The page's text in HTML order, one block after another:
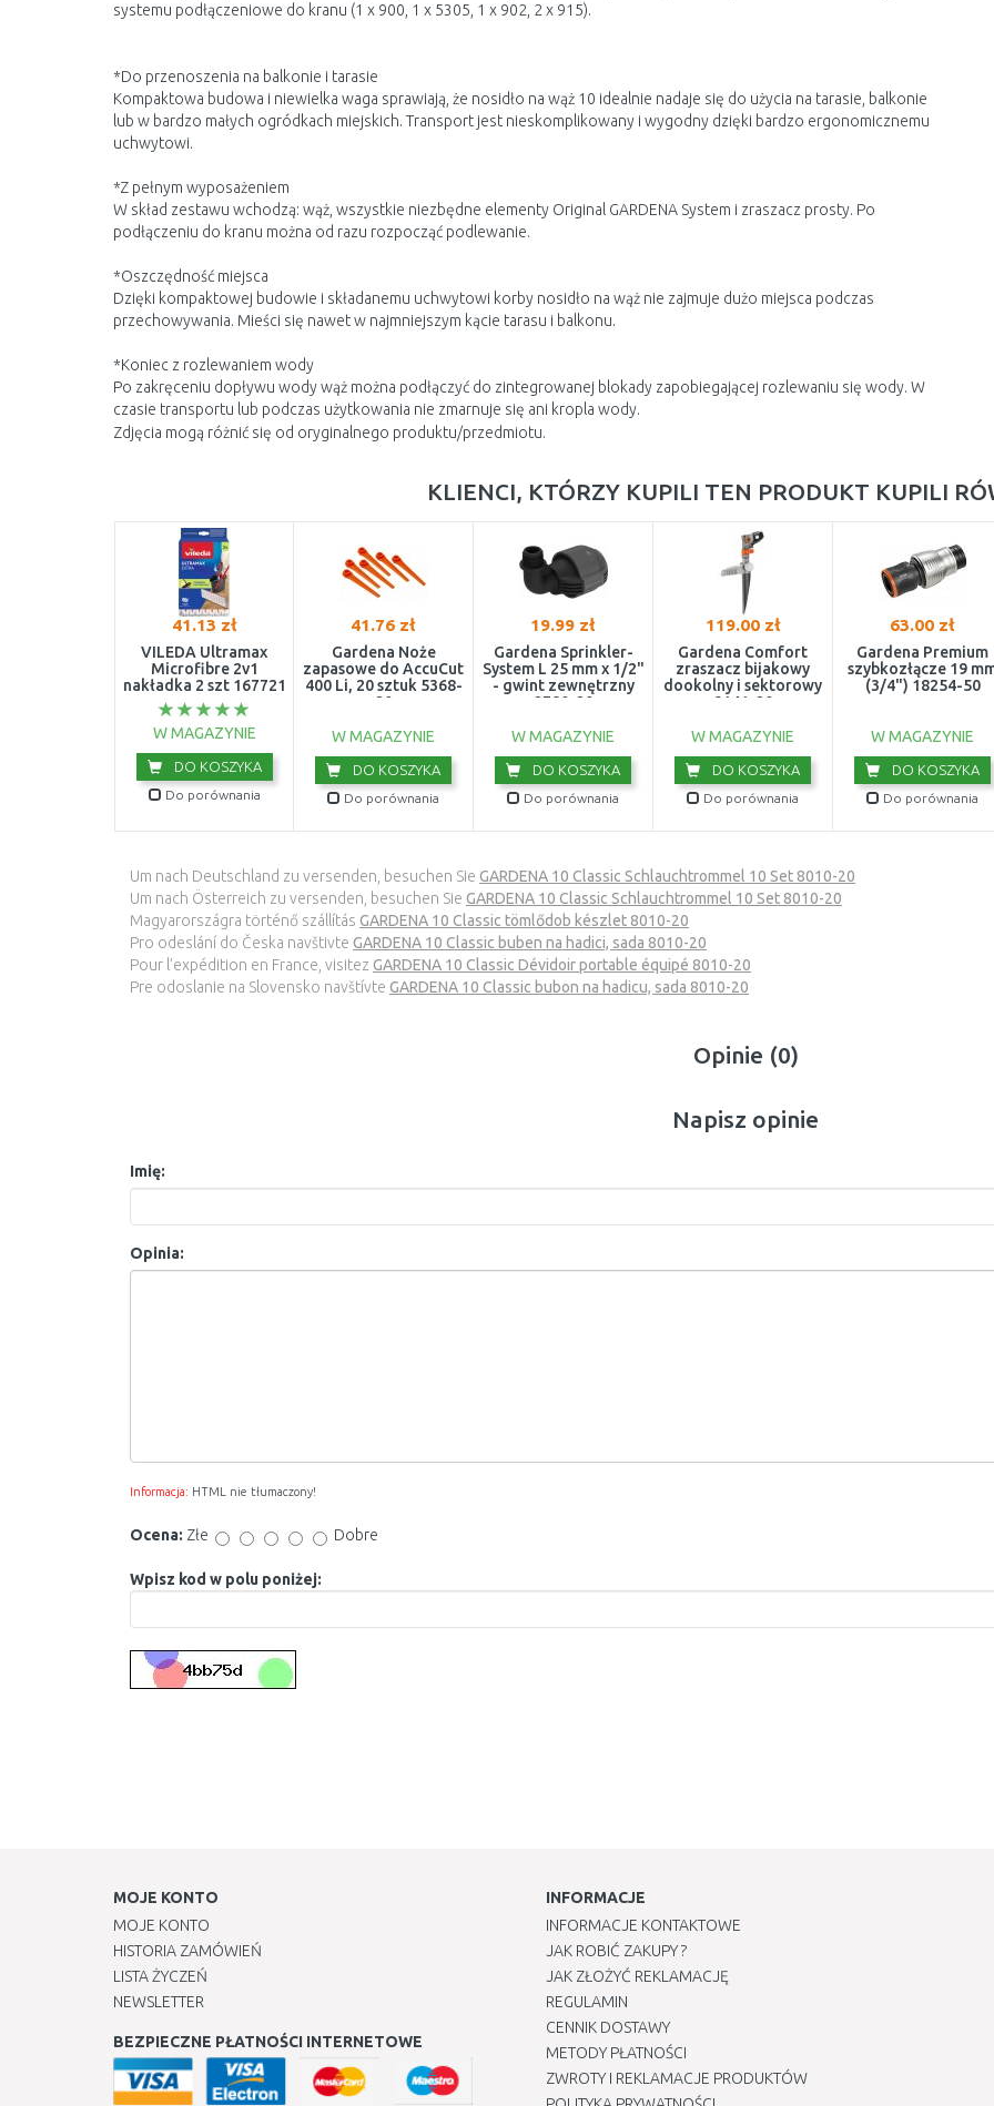
systemu podłączeniowe do kranu (1 x 900, 1 x 5305, 1 x 902, 2 x 915).
*Do przenoszenia na balkonie i tarasie
Kompaktowa budowa i niewielka waga sprawiają, że nosidło na wąż 10 idealnie nadaje się do użycia na tarasie, balkonie
lub w bardzo małych ogródkach miejskich. Transport jest nieskomplikowany i wygodny dzięki bardzo ergonomicznemu
uchwytowi.
*Z pełnym wyposażeniem
W skład zestawu wchodzą: wąż, wszystkie niezbędne elementy Original GARDENA System i zraszacz prosty. Po
podłączeniu do kranu można od razu rozpocząć podlewanie.
*Oszczędność miejsca
Dzięki kompaktowej budowie i składanemu uchwytowi korby nosidło na wąż nie zajmuje dużo miejsca podczas
przechowywania. Mieści się nawet w najmniejszym kącie tarasu i balkonu.
*Koniec z rozlewaniem wody
Po zakręceniu dopływu wody wąż można podłączyć do zintegrowanej blokady zapobiegającej rozlewaniu się wody. W
czasie transportu lub podczas użytkowania nie zmarnuje się ani kropla wody.
Zdjęcia mogą różnić się od oryginalnego produktu/przedmiotu.
KLIENCI, KTÓRZY KUPILI TEN PRODUKT KUPILI
41.13 zł
VILEDA Ultramax
Microfibre 2v1
nakładka 2 szt 167721
W MAGAZYNIE
DO KOSZYKA
Do porównania
41.76 zł
Gardena Noże
zapasowe do AccuCut
400 Li, 20 sztuk 5368-
20
W MAGAZYNIE
DO KOSZYKA
Do porównania
19.99 zł
Gardena Sprinkler-
System L 25 mm x 1/2"
- gwint zewnętrzny
2780-20
W MAGAZYNIE
DO KOSZYKA
Do porównania
119.00 zł
Gardena Comfort
zraszacz bijakowy
dookolny i sektorowy
8141-20
W MAGAZYNIE
DO KOSZYKA
Do porównania
63.00 zł
Gardena Premium
szybkozłącze 19
(3/4") 18254-50
W MAGAZYNIE
DO KOSZYKA
Do porównania
Um nach Deutschland zu versenden, besuchen Sie GARDENA 10 Classic Schlauchtrommel 10 Set 8010-20
Um nach Österreich zu versenden, besuchen Sie GARDENA 10 Classic Schlauchtrommel 10 Set 8010-20
Magyarországra történő szállítás GARDENA 10 Classic tömlődob készlet 8010-20
Pro odeslání do Česka navštivte GARDENA 10 Classic buben na hadici, sada 8010-20
Pour l’expédition en France, visitez GARDENA 10 Classic Dévidoir portable équipé 8010-20
Pre odoslanie na Slovensko navštívte GARDENA 10 Classic bubon na hadicu, sada 8010-20
Opinie (0)
Napisz opinie
Imię:
Opinia:
Informacja: HTML nie tłumaczony!
Ocena: Złe Dobre
Wpisz kod w polu poniżej:
MOJE KONTO
MOJE KONTO
HISTORIA ZAMÓWIEŃ
LISTA ŻYCZEŃ
NEWSLETTER
BEZPIECZNE PŁATNOŚCI INTERNETOWE
INFORMACJE
INFORMACJE KONTAKTOWE
JAK ROBIĆ ZAKUPY ?
JAK ZŁOŻYĆ REKLAMACJĘ
REGULAMIN
CENNIK DOSTAWY
METODY PŁATNOŚCI
ZWROTY I REKLAMACJE PRODUKTÓW